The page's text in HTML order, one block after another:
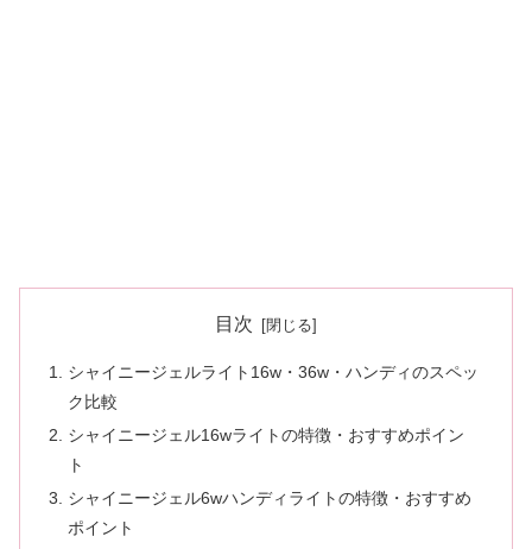
目次
シャイニージェルライト16w・36w・ハンディのスペッ
ク比較
シャイニージェル16wライトの特徴・おすすめポイン
ト
シャイニージェル6wハンディライトの特徴・おすすめ
ポイント